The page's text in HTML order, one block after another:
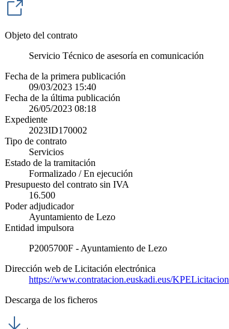
Objeto del contrato
Servicio Técnico de asesoría en comunicación
Fecha de la primera publicación
09/03/2023 15:40
Fecha de la última publicación
26/05/2023 08:18
Expediente
2023ID170002
Tipo de contrato
Servicios
Estado de la tramitación
Formalizado / En ejecución
Presupuesto del contrato sin IVA
16.500
Poder adjudicador
Ayuntamiento de Lezo
Entidad impulsora
P2005700F - Ayuntamiento de Lezo
Dirección web de Licitación electrónica
https://www.contratacion.euskadi.eus/KPELicitacion
Descarga de los ficheros